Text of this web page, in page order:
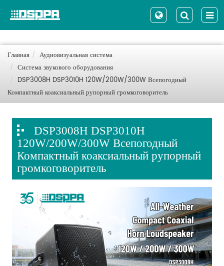
Главная
Аудиовизуальная система
Система звукового оборудования
DSP3008H DSP3010H 120W/200W/300W Всепогодный
Компактный коаксиальный рупорный громкоговоритель
DSP3008H DSP3010H
120W/200W/300W Всепогодный
Компактный коаксиальный рупорный
громкоговоритель